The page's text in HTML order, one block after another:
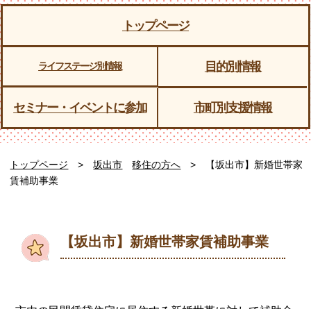
トップページ
ライフステージ別情報 目的別情報
セミナー・イベントに参加 市町別支援情報
トップページ >坂出市 移住の方へ > 【坂出市】新婚世帯家
賃補助事業
【坂出市】新婚世帯家賃補助事業